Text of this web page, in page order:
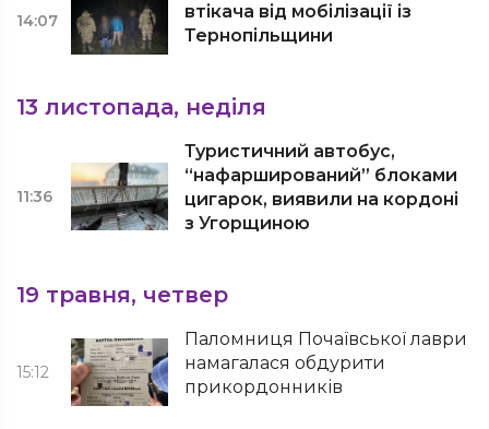
14:07
втікача від мобілізації із
Тернопільщини
13 листопада, неділя
11:36
Туристичний автобус,
“нафарширований” блоками
цигарок, виявили на кордоні
з Угорщиною
19 травня, четвер
15:12
Паломниця Почаївської лаври
намагалася обдурити
прикордонників